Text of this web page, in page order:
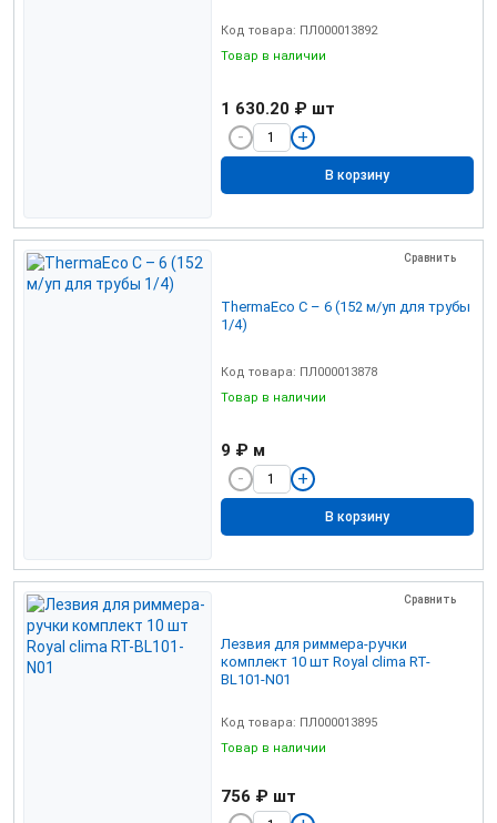
Код товара: ПЛ000013892
Товар в наличии
1 630.20 ₽ шт
В корзину
Сравнить
ThermaEco С – 6 (152 м/уп для трубы
1/4)
Код товара: ПЛ000013878
Товар в наличии
9 ₽ м
В корзину
Сравнить
Лезвия для риммера-ручки
комплект 10 шт Royal clima RT-
BL101-N01
Код товара: ПЛ000013895
Товар в наличии
756 ₽ шт